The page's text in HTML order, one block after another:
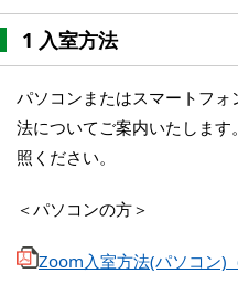
1 入室方法
パソコンまたはスマートフ
法についてご案内いたしま
照ください。
＜パソコンの方＞
Zoom入室方法(パソコン)